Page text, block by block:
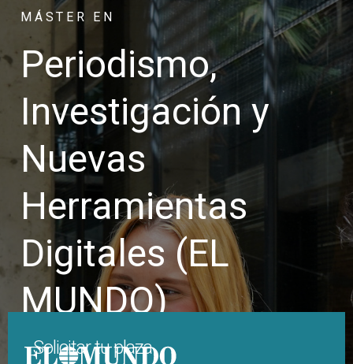
MÁSTER EN
Periodismo,
Investigación y
Nuevas
Herramientas
Digitales (EL
MUNDO)
Solicitar tu plaza